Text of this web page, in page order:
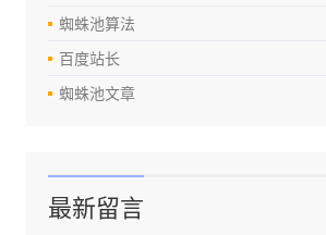
蜘蛛池算法
百度站长
蜘蛛池文章
最新留言